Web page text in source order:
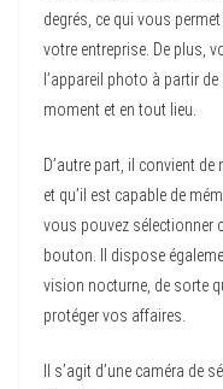
degrés, ce qui vous
votre entreprise. De plus,
l’appareil photo à partir
moment et en tout lieu.
D’autre part, il convient
et qu’il est capable de
vous pouvez sélectionner
bouton. Il dispose
vision nocturne, de sorte
protéger vos affaires.
Il s’agit d’une caméra de